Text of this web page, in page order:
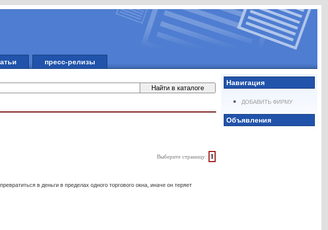
пресс-релизы
Навигация
ДОБАВИТЬ ФИРМУ
Объявления
Выберите страницу: 1
в деньги в пределах одного торгового окна, иначе он теряет